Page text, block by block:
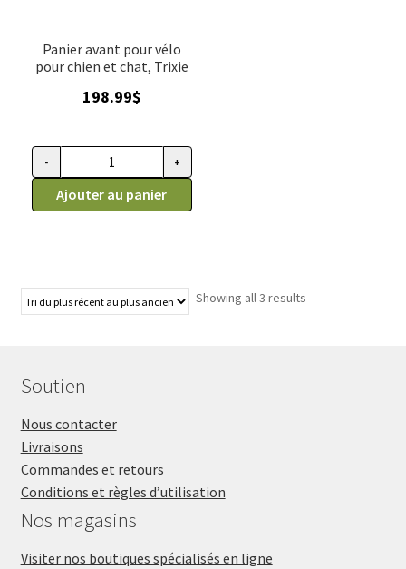
Panier avant pour vélo
pour chien et chat, Trixie
198.99$
quantité de Panier avant pour vélo pour chien et chat, Trixie
- +
Ajouter au panier
Showing all 3 results
Soutien
Nous contacter
Livraisons
Commandes et retours
Conditions et règles d’utilisation
Nos magasins
Visiter nos boutiques spécialisés en ligne